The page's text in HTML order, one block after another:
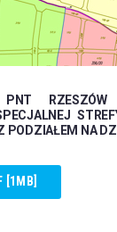
PNT RZESZÓW
PODZIAŁEM NA
[1MB]